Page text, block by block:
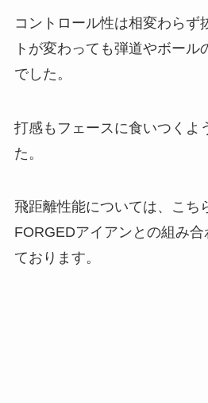
コントロール性は相変わらず
トが変わっても弾道やボール
でした。
打感もフェースに食いつくよ
た。
飛距離性能については、こち
FORGEDアイアンとの組み
ております。